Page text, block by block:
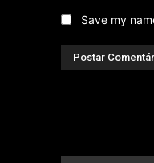
Save my